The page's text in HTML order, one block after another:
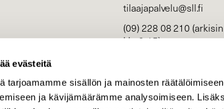
evästeitä
tarjoamamme sisällön ja mainosten
ja kävijämäärämme analysoimiseen.
tilaajapalvelu@sll.fi
(09) 228 08 210 (arkisin
klo 9-15)
Sörnäistenkatu 1
00580 Helsinki